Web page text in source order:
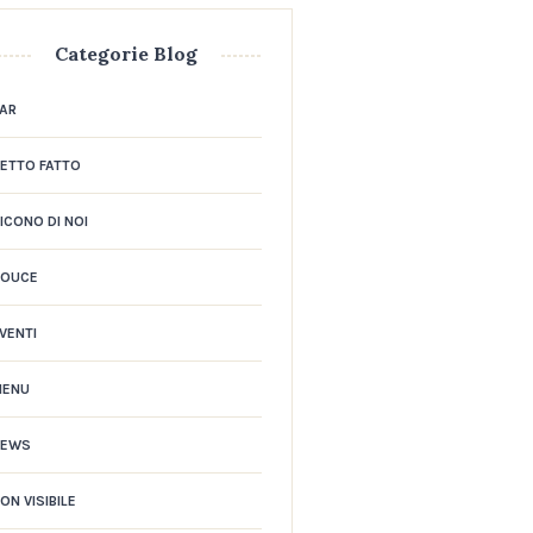
Categorie Blog
FATTO
DI NOI
VISIBILE